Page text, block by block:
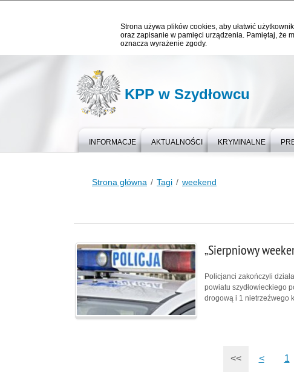
Strona używa plików cookies, aby ułatwić
oraz zapisanie w pamięci urządzenia. Pamiętaj, że
oznacza wyrażenie zgody.
KPP w Szydłowcu
INFORMACJE AKTUALNOŚCI KRYMINALNE
Strona główna Tagi weekend
„Sierpniowy
Policjanci zakończyli
powiatu szydłowieckiego
drogową i 1 nietrzeźwego
<< < 1